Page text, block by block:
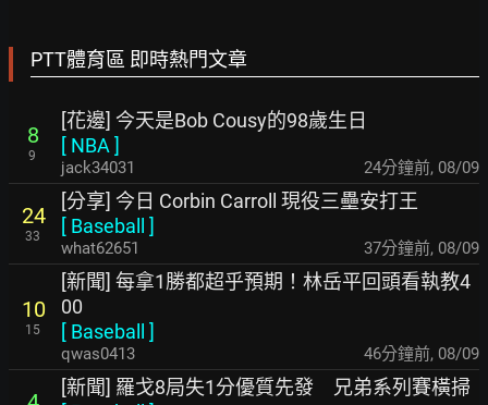
PTT體育區 即時熱門文章
8
9
[花邊] 今天是Bob Cousy的98歲生日
[ NBA ]
jack34031 24分鐘前, 08/09
24
33
[分享] 今日 Corbin Carroll 現役三壘安打王
[ Baseball ]
what62651 37分鐘前, 08/09
10
15
[新聞] 每拿1勝都超乎預期！林岳平回頭看執教4
00
[ Baseball ]
qwas0413 46分鐘前, 08/09
[新聞] 羅戈8局失1分優質先發 兄弟系列賽橫掃